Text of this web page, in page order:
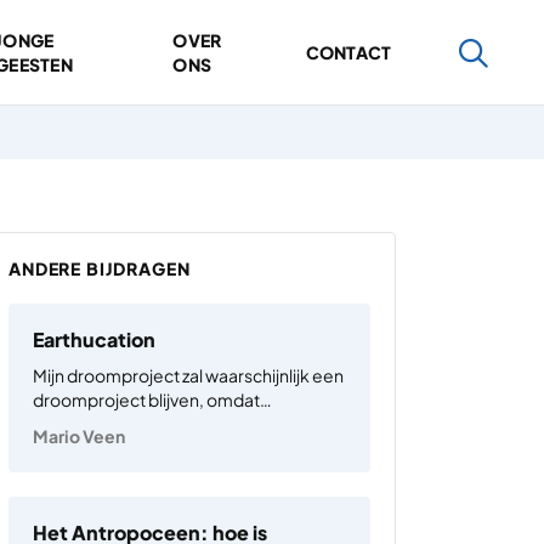
OVER
ONS
CONTACT
ANDERE BIJDRAGEN
Earthucation
Mijn droomproject zal waarschijnlijk een
droomproject blijven, omdat
spreken, al vragen om de resultaten van
project is nu juist om het onbekende te
Mario Veen
Het Antropoceen: hoe is